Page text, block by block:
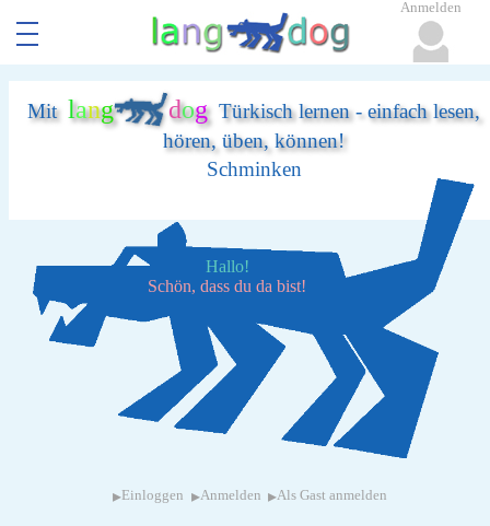
Mit lang dogTürkisch lernen - einfach lesen,
hören, üben, können!
Schminken
Hallo!
Schön, dass du da bist!
▸ Einloggen ▸Anmelden ▸Als Gast anmelden
Anmelden